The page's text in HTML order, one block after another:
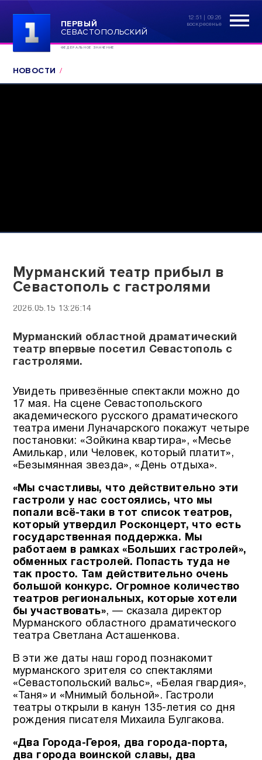
ПЕРВЫЙ
СЕВАСТОПОЛЬСКИЙ
ФЕДЕРАЛЬНОЕ ЗНАЧЕНИЕ
12:51 | 09.26
воскресенье
НОВОСТИ
Мурманский театр прибыл в
Севастополь с гастролями
2026.05.15 13:26:14
Мурманский областной драматический
театр впервые посетил Севастополь с
гастролями.
Увидеть привезённые спектакли можно до
17 мая. На сцене Севастопольского
академического русского драматического
театра имени Луначарского покажут четыре
постановки: «Зойкина квартира», «Месье
Амилькар, или Человек, который платит»,
«Безымянная звезда», «День отдыха».
«Мы счастливы, что действительно эти
гастроли у нас состоялись, что мы
попали всё-таки в тот список театров,
который утвердил Росконцерт, что есть
государственная поддержка. Мы
работаем в рамках «Больших гастролей»,
обменных гастролей. Попасть туда не
так просто. Там действительно очень
большой конкурс. Огромное количество
театров региональных, которые хотели
бы участвовать», — сказала директор
Мурманского областного драматического
театра Светлана Асташенкова.
В эти же даты наш город познакомит
мурманского зрителя со спектаклями
«Севастопольский вальс», «Белая гвардия»,
«Таня» и «Мнимый больной». Гастроли
театры открыли в канун 135-летия со дня
рождения писателя Михаила Булгакова.
«Два Города-Героя, два города-порта,
два города воинской славы, два